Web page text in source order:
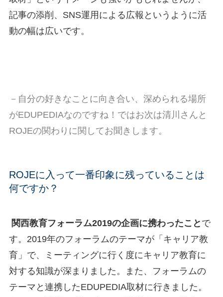
記事の添削、SNS運用による広報というように活
動の幅は広いです。
－自分の好きなことに向き合い、深められる場所
がEDUPEDIAなのですね！ではお次は清川さんと
ROJEの関わりに関してお聞きします。
ROJEに入って一番印象に残っていることは
何ですか？
関西教育フォーラム2019の企画に携わったこと で
す。2019年のフォーラムのテーマが「キャリア教
育」で、ミーティングに行く度にキャリア教育に
対する知識が深まりました。また、フォーラムの
テーマと連携したEDUPEDIA取材に行きました。